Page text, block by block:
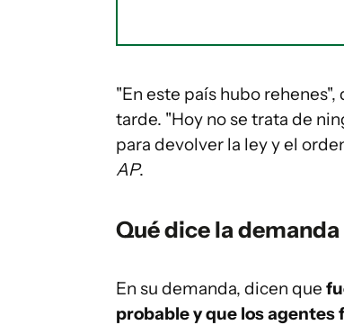
"En este país hubo
tarde. "Hoy no se trata de
para devolver la ley y el
AP.
Qué dice la demanda
En su demanda, dicen que
probable y que los